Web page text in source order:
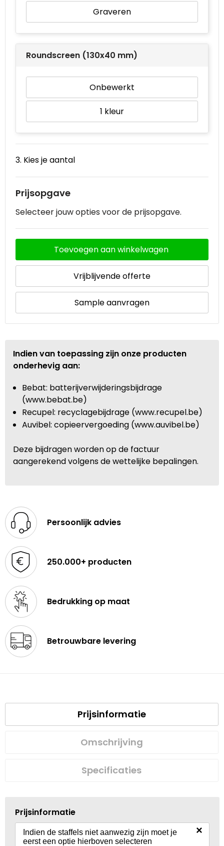
Graveren
Roundscreen (130x40 mm)
Onbewerkt
1
3. Kies je aantal
Prijsopgave
Selecteer jouw opties voor de prijsopgave.
Toevoegen aan winkelwagen
Vrijblijvende offerte
Sample aanvragen
Indien van toepassing zijn onze producten
onderhevig aan:
Bebat: batterijverwijderingsbijdrage
(www.bebat.be)
Recupel: recyclagebijdrage (www.recupel.be)
Auvibel: copieervergoeding (www.auvibel.be)
Deze bijdragen worden op de factuur
aangerekend volgens de wettelijke bepalingen.
Persoonlijk advies
250.000+ producten
Bedrukking op maat
Betrouwbare levering
Prijsinformatie
Omschrijving
Specificaties
Prijsinformatie
Indien de staffels niet aanwezig zijn moet je
eerst een optie hierboven selecteren
×